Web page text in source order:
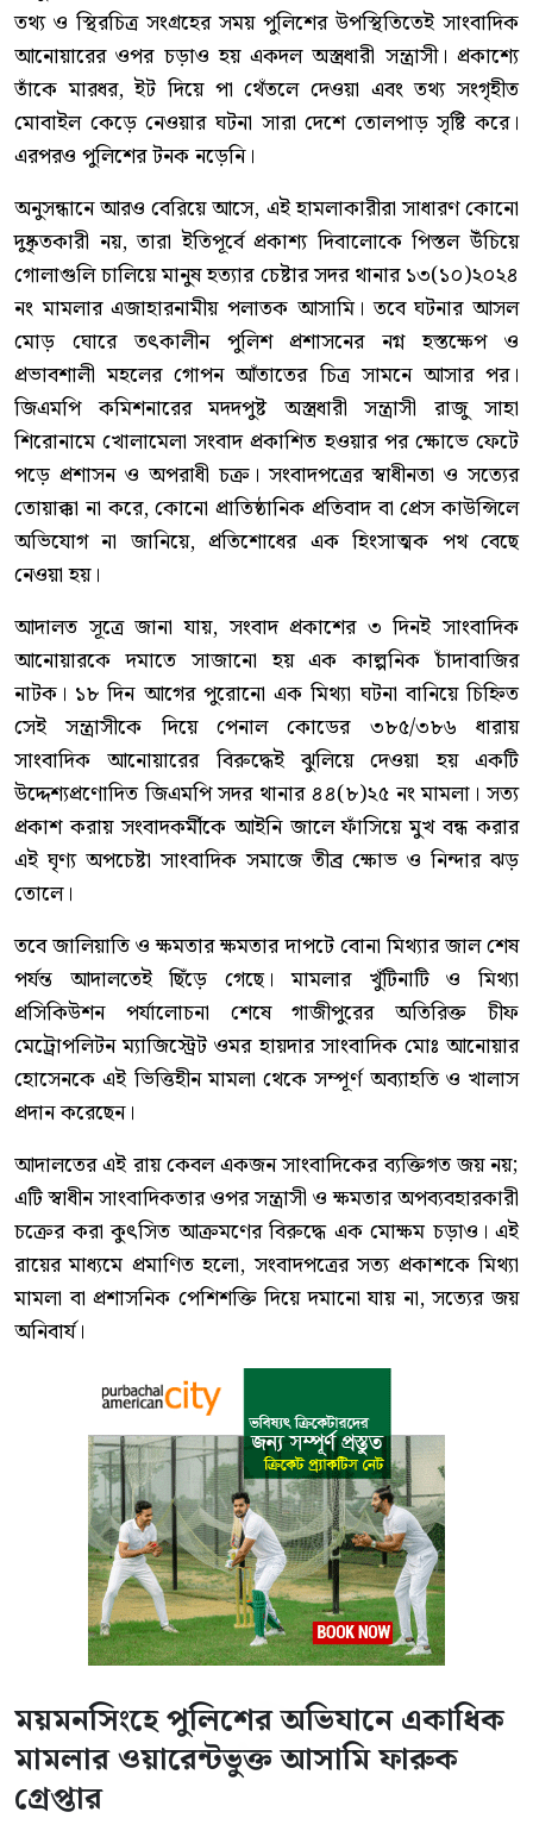
তথ্য ও স্থিরচিত্র সংগ্রহের সময় পুলিশের উপস্থিতিতেই সাংবাদিক
আনোয়ারের ওপর চড়াও হয় একদল অস্ত্রধারী সন্ত্রাসী। প্রকাশ্যে
তাঁকে মারধর, ইট দিয়ে পা থেঁতলে দেওয়া এবং তথ্য সংগৃহীত
মোবাইল কেড়ে নেওয়ার ঘটনা সারা দেশে তোলপাড় সৃষ্টি করে।
এরপরও পুলিশের টনক নড়েনি।
অনুসন্ধানে আরও বেরিয়ে আসে, এই হামলাকারীরা সাধারণ কোনো
দুষ্কৃতকারী নয়, তারা ইতিপূর্বে প্রকাশ্য দিবালোকে পিস্তল উঁচিয়ে
গোলাগুলি চালিয়ে মানুষ হত্যার চেষ্টার সদর থানার ১৩(১০)২০২৪
নং মামলার এজাহারনামীয় পলাতক আসামি। তবে ঘটনার আসল
মোড় ঘোরে তৎকালীন পুলিশ প্রশাসনের নগ্ন হস্তক্ষেপ ও
প্রভাবশালী মহলের গোপন আঁতাতের চিত্র সামনে আসার পর।
জিএমপি কমিশনারের মদদপুষ্ট অস্ত্রধারী সন্ত্রাসী রাজু সাহা
শিরোনামে খোলামেলা সংবাদ প্রকাশিত হওয়ার পর ক্ষোভে ফেটে
পড়ে প্রশাসন ও অপরাধী চক্র। সংবাদপত্রের স্বাধীনতা ও সত্যের
তোয়াক্কা না করে, কোনো প্রাতিষ্ঠানিক প্রতিবাদ বা প্রেস কাউন্সিলে
অভিযোগ না জানিয়ে, প্রতিশোধের এক হিংসাত্মক পথ বেছে
নেওয়া হয়।
আদালত সূত্রে জানা যায়, সংবাদ প্রকাশের ৩ দিনই সাংবাদিক
আনোয়ারকে দমাতে সাজানো হয় এক কাল্পনিক চাঁদাবাজির
নাটক। ১৮ দিন আগের পুরোনো এক মিথ্যা ঘটনা বানিয়ে চিহ্নিত
সেই সন্ত্রাসীকে দিয়ে পেনাল কোডের ৩৮৫/৩৮৬ ধারায়
সাংবাদিক আনোয়ারের বিরুদ্ধেই ঝুলিয়ে দেওয়া হয় একটি
উদ্দেশ্যপ্রণোদিত জিএমপি সদর থানার ৪৪(৮)২৫ নং মামলা। সত্য
প্রকাশ করায় সংবাদকর্মীকে আইনি জালে ফাঁসিয়ে মুখ বন্ধ করার
এই ঘৃণ্য অপচেষ্টা সাংবাদিক সমাজে তীব্র ক্ষোভ ও নিন্দার ঝড়
তোলে।
তবে জালিয়াতি ও ক্ষমতার ক্ষমতার দাপটে বোনা মিথ্যার জাল শেষ
পর্যন্ত আদালতেই ছিঁড়ে গেছে। মামলার খুঁটিনাটি ও মিথ্যা
প্রসিকিউশন পর্যালোচনা শেষে গাজীপুরের অতিরিক্ত চীফ
মেট্রোপলিটন ম্যাজিস্ট্রেট ওমর হায়দার সাংবাদিক মোঃ আনোয়ার
হোসেনকে এই ভিত্তিহীন মামলা থেকে সম্পূর্ণ অব্যাহতি ও খালাস
প্রদান করেছেন।
আদালতের এই রায় কেবল একজন সাংবাদিকের ব্যক্তিগত জয় নয়;
এটি স্বাধীন সাংবাদিকতার ওপর সন্ত্রাসী ও ক্ষমতার অপব্যবহারকারী
চক্রের করা কুৎসিত আক্রমণের বিরুদ্ধে এক মোক্ষম চড়াও। এই
রায়ের মাধ্যমে প্রমাণিত হলো, সংবাদপত্রের সত্য প্রকাশকে মিথ্যা
মামলা বা প্রশাসনিক পেশিশক্তি দিয়ে দমানো যায় না, সত্যের জয়
অনিবার্য।
ময়মনসিংহে পুলিশের অভিযানে একাধিক
মামলার ওয়ারেন্টভুক্ত আসামি ফারুক
গ্রেপ্তার